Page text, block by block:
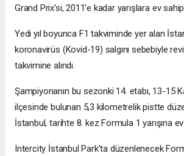
Grand Prix'si, 2011'e kadar yarışlara ev
Yedi yıl boyunca F1 takviminde yer alan
koronavirüs (Kovid-19) salgını sebebiyle
takvimine alındı.
Şampiyonanın bu sezonki 14. etabı, 13-15
ilçesinde bulunan 5,3 kilometrelik pistte
İstanbul, tarihte 8. kez Formula 1 yarışına
Intercity İstanbul Park’ta düzenlenecek